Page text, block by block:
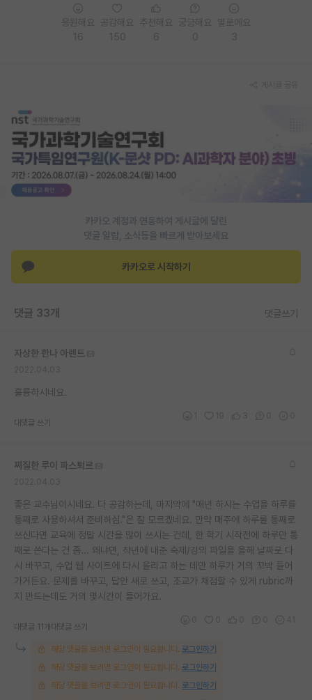
카카오 계정과 연동하여 게시글에 달린
댓글 알람, 소식등을 빠르게 받아보세요
카카오로 시작하기
댓글 33개 댓글쓰기
자상한 한나 아렌트
훌륭하시네요.
대댓글 쓰기
찌질한 루이 파스퇴르
좋은 교수님이시네요. 다 공감하는데, 마지막에 "매년 하시는 수업을 하루를
통째로 사용하셔서 준비하심."은 잘 모르겠네요. 만약 매주에 하루를 통째로
쓰신다면 교육에 정말 시간을 많이 쓰시는 건데, 한 학기 시작전에 하루만 통
째로 쓴다는 건 좀... 왜냐면, 작년에 내준 숙제/강의 파일을 올해 날짜로 다
시 바꾸고, 수업 웹 사이트에 다시 올리고 하는 데만 하루가 거의 꼬박 들어
가거든요. 문제를 바꾸고, 답안 새로 쓰고, 조교가 채점할 수 있게 rubric까
지 만드는데도 거의 몇시간이 들어가요.
대댓글 11개 대댓글 쓰기
해당 댓글을 보려면 로그인이 필요합니다. 로그인하기
해당 댓글을 보려면 로그인이 필요합니다. 로그인하기
해당 댓글을 보려면 로그인이 필요합니다. 로그인하기